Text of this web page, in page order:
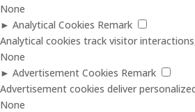
None
► Analytical Cookies Remark
Analytical cookies track visitor
None
► Advertisement Cookies Remark
Advertisement cookies deliver
None